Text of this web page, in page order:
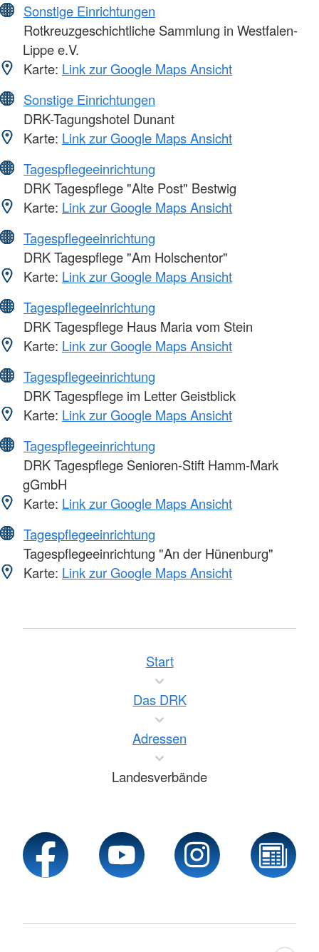
Sonstige Einrichtungen
Rotkreuzgeschichtliche Sammlung in Westfalen-
Lippe e.V.
Karte: Link zur Google Maps Ansicht
Sonstige Einrichtungen
DRK-Tagungshotel Dunant
Karte: Link zur Google Maps Ansicht
Tagespflegeeinrichtung
DRK Tagespflege "Alte Post" Bestwig
Karte: Link zur Google Maps Ansicht
Tagespflegeeinrichtung
DRK Tagespflege "Am Holschentor"
Karte: Link zur Google Maps Ansicht
Tagespflegeeinrichtung
DRK Tagespflege Haus Maria vom Stein
Karte: Link zur Google Maps Ansicht
Tagespflegeeinrichtung
DRK Tagespflege im Letter Geistblick
Karte: Link zur Google Maps Ansicht
Tagespflegeeinrichtung
DRK Tagespflege Senioren-Stift Hamm-Mark
gGmbH
Karte: Link zur Google Maps Ansicht
Tagespflegeeinrichtung
Tagespflegeeinrichtung "An der Hünenburg"
Karte: Link zur Google Maps Ansicht
Start
Das DRK
Adressen
Landesverbände